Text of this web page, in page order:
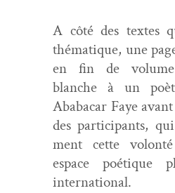
A côté des textes
thé­ma­tique, une
en fin de
blanche à un
Ababacar Faye
des par­tic­i­pants,
ment cette
espace poé­tique
international.